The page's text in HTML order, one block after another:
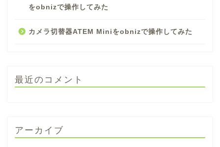
をobnizで操作してみた
カメラ切替器ATEM Miniをobnizで操作してみた
最近のコメント
アーカイブ